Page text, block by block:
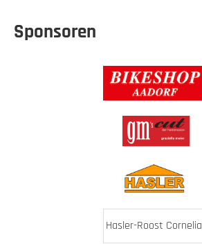
Sponsoren
Hasler-Roost Cornelia